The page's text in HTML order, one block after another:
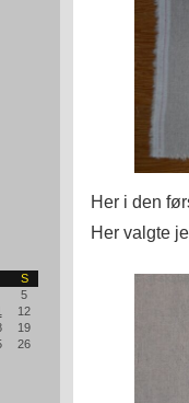
S
5
12
19
26
Her i den
Her valgte